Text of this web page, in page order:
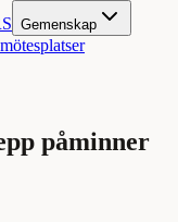
Gemenskap
påminner